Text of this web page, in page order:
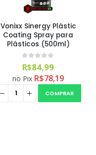
Vonixx Sinergy Plástic
Coating Spray para
Plásticos (500ml)
0 out of 5
R$84,99
no Pix R$78,19
COMPRAR